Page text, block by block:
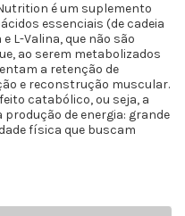
é um suplemento
essenciais (de cadeia
L-Valina, que não são
ao serem metabolizados
a retenção de
e reconstrução muscular.
catabólico, ou seja, a
de energia: grande
física que buscam